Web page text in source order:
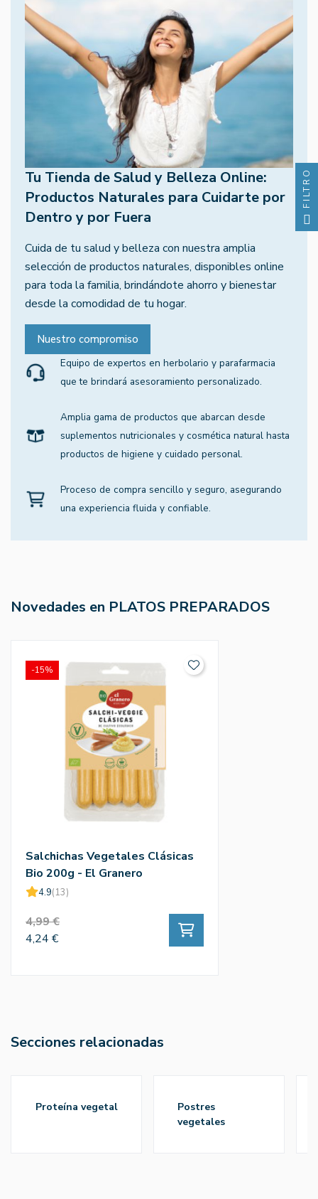
Tu Tienda de Salud y Belleza Online:
Productos Naturales para Cuidarte por
Dentro y por Fuera
Cuida de tu salud y belleza con nuestra amplia
selección de productos naturales, disponibles online
para toda la familia, brindándote ahorro y bienestar
desde la comodidad de tu hogar.
Nuestro compromiso
Equipo de expertos en herbolario y parafarmacia
que te brindará asesoramiento personalizado.
Amplia gama de productos que abarcan desde
suplementos nutricionales y cosmética natural hasta
productos de higiene y cuidado personal.
Proceso de compra sencillo y seguro, asegurando
una experiencia fluida y confiable.
Novedades en PLATOS PREPARADOS
Salchichas Vegetales Clásicas
Bio 200g - El Granero
4.9(13)
4,99 €
4,24 €
-15%
Secciones relacionadas
proteína vegetal
postres
vegetales
FILTRO